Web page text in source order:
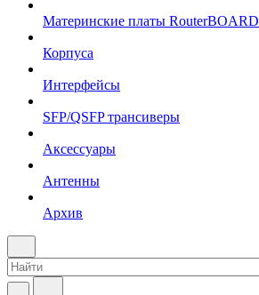
Материнские платы RouterBOARD
Корпуса
Интерфейсы
SFP/QSFP трансиверы
Аксессуары
Антенны
Архив